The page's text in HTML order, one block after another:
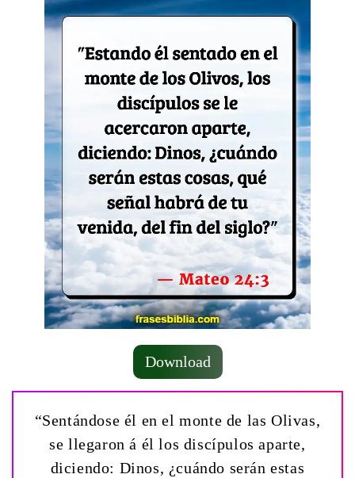
Download
“Sentándose él en el monte de las Olivas,
se llegaron á él los discípulos aparte,
diciendo: Dinos, ¿cuándo serán estas